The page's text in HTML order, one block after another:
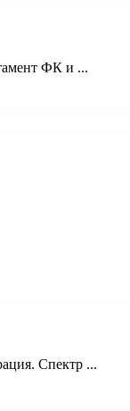
ФК и ...
Спектр ...